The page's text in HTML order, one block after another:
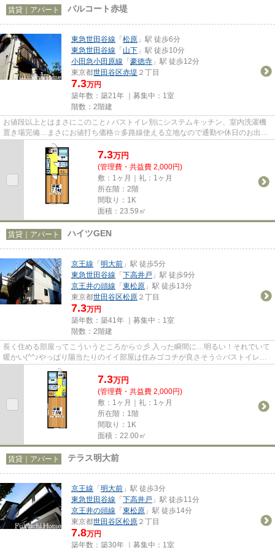
賃貸｜アパート パルコート赤堤
東急世田谷線 「松原 」駅 徒歩6分
東急世田谷線 「山下 」駅 徒歩10分
小田急小田原線 「豪徳寺 」駅 徒歩12分
東京都世田谷区赤堤 ２丁目
7.3万円
築年数：築21年 ｜募集中： 1室
階数：2階建
お値段以上とはまさにこのこと♪ バストイレ別にシステムキッチン、室内洗濯機
置き場完備…まさにお値打ち価格☆多路線使える立地なので通勤や休日のお出か
けは楽チンです♪お問い合わせは...
7.3万円
(管理費・共益費 2,000円)
敷：1ヶ月｜礼：1ヶ月
所在階：2階
間取り：1K
面積：23.59㎡
賃貸｜アパート ハイツGEN
京王線 「明大前 」駅 徒歩5分
東急世田谷線 「下高井戸 」駅 徒歩9分
京王井の頭線 「東松原 」駅 徒歩13分
東京都世田谷区松原 ２丁目
7.3万円
築年数：築41年 ｜募集中： 1室
階数：2階建
長く住める部屋ってこういうところから☆彡 入った瞬間に…明るい！それでいて
暖かい(^^♪やっぱり陽当たりのイイ部屋は住みゴコチが良さそう☆バストイレも
別だし、なんて言っても広い居...
7.3万円
(管理費・共益費 2,000円)
敷：1ヶ月｜礼：1ヶ月
所在階：1階
間取り：1K
面積：22.00㎡
賃貸｜アパート テラス明大前
京王線 「明大前 」駅 徒歩3分
東急世田谷線 「下高井戸 」駅 徒歩11分
京王井の頭線 「東松原 」駅 徒歩14分
東京都世田谷区松原 ２丁目
7.8万円
築年数：築30年 ｜募集中： 1室